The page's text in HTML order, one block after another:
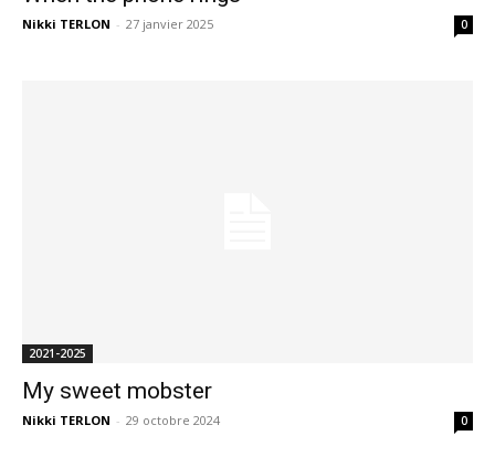
Nikki TERLON - 27 janvier 2025 0
2021-2025
My sweet mobster
Nikki TERLON - 29 octobre 2024 0